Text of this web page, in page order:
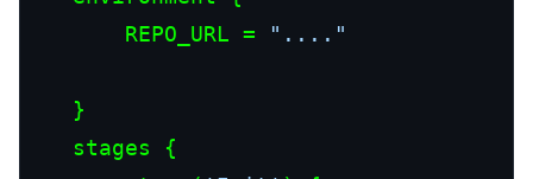
        REPO_URL =
"...."
    }
    stages {